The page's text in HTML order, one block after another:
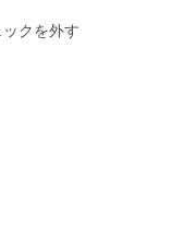
クを外す